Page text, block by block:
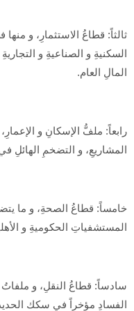
ثالثاً: قطاعُ الاستثمارِ، و
السكنيةِ و الصناعيةِ و
المالِ العام.
رابعاً: ملفُّ الإسكانِ و
المشاريعِ، و التضخمِ الهائلِ
خامساً: قطاعُ الصحةِ، و ما
المستشفياتِ الحكوميةِ و
سادساً: قطاعُ النقلِ، و
الفسادِ مؤخراً في سكك